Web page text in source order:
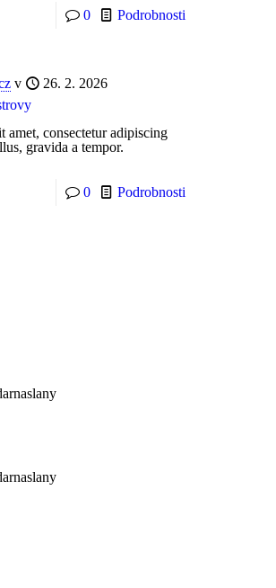
0 Podrobnosti
v
26. 2. 2026
amet, consectetur adipiscing
gravida a tempor.
0 Podrobnosti